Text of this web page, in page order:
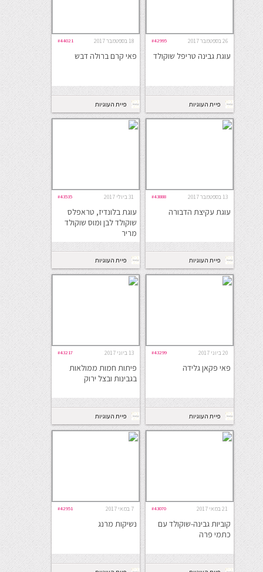
26 בספטמבר 2017 #42995
עוגת גבינה טריפל שוקולד
פיית העוגיות
18 בספטמבר 2017 #44021
פאי קרם ברולה דבש
פיית העוגיות
13 בספטמבר 2017 #43888
עוגת עקיצת הדבורה
פיית העוגיות
31 ביולי 2017 #43535
עוגת בלונדיז, טראפלס
שוקולד לבן ומוס שוקולד
מריר
פיית העוגיות
20 ביוני 2017 #43299
פאי פקאן גלידה
פיית העוגיות
13 ביוני 2017 #43217
פיתות חמות ממולאות
בגבינות ובצל ירוק
פיית העוגיות
21 במאי 2017 #43070
קוביות גבינה-שוקולד עם
כתמי פרה
7 במאי 2017 #42951
נשיקות מרנג